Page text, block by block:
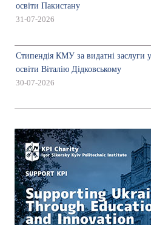
освіти Пакистану
31-07-2026
Стипендія КМУ за видатні заслуги
освіти Віталію Дідковському
30-07-2026